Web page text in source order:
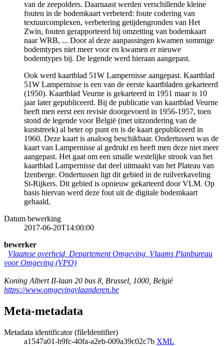
van de zeepolders. Daarnaast werden verschillende kleine
fouten in de bodemkaart verbeterd: foute codering van
textuurcomplexen, verbetering getijdengronden van Het
Zwin, fouten gerapporteerd bij omzetting van bodemkaart
naar WRB, ... Door al deze aanpassingen kwamen sommige
bodemtypes niet meer voor en kwamen er nieuwe
bodemtypes bij. De legende werd hieraan aangepast.
Ook werd kaartblad 51W Lampernisse aangepast. Kaartblad
51W Lampernisse is een van de eerste kaartbladen gekarteerd
(1950). Kaartblad Veurne is gekarteerd in 1951 maar is 10
jaar later gepubliceerd. Bij de publicatie van kaartblad Veurne
heeft men eerst een revisie doorgevoerd in 1956-1957, toen
stond de legende voor België (met uitzondering van de
kuststreek) al beter op punt en is de kaart gepubliceerd in
1960. Deze kaart is analoog beschikbaar. Ondertussen was de
kaart van Lampernisse al gedrukt en heeft men deze niet meer
aangepast. Het gaat om een smalle westelijke strook van het
kaartblad Lampernisse dat deel uitmaakt van het Plateau van
Izenberge. Ondertussen ligt dit gebied in de ruilverkaveling
St-Rijkers. Dit gebied is opnieuw gekarteerd door VLM. Op
basis hiervan werd deze fout uit de digitale bodemkaart
gehaald.
Datum bewerking
2017-06-20T14:00:00
bewerker
Vlaamse overheid, Departement Omgeving, Vlaams Planbureau
voor Omgeving (VPO)
Koning Albert II-laan 20 bus 8 Brussel 1000 België
https://www.omgevingvlaanderen.be
Meta-metadata
Metadata identificator (fileIdentifier)
a1547a01-b9fc-40fa-a2eb-009a39c02c7b XML